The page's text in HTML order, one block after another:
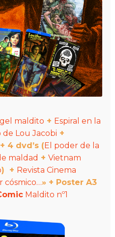
maldito + Espiral en la
de Lou Jacobi +
4 dvd’s(El poder de la
maldad + Vietnam
) + Revista Cinema
cósmico…» + Poster A3
Maldito nº1